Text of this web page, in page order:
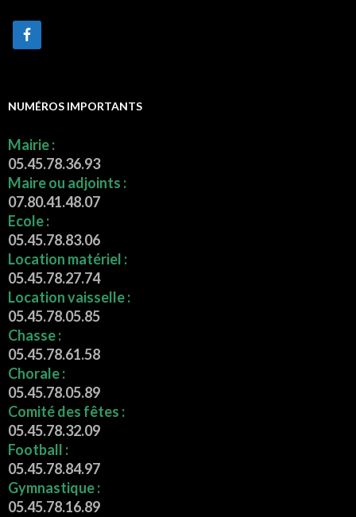
NUMÉROS IMPORTANTS
Mairie :
05.45.78.36.93
Maire ou adjoints :
07.80.41.48.07
Ecole :
05.45.78.83.06
Location matériel :
05.45.78.27.74
Location vaisselle :
05.45.78.05.85
Chasse :
05.45.78.61.58
Chorale :
05.45.78.05.89
Comité des fêtes :
05.45.78.32.09
Football :
05.45.78.84.97
Gymnastique :
05.45.78.16.89